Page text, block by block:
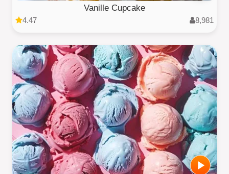
Vanille Cupcake
4.47 8,981